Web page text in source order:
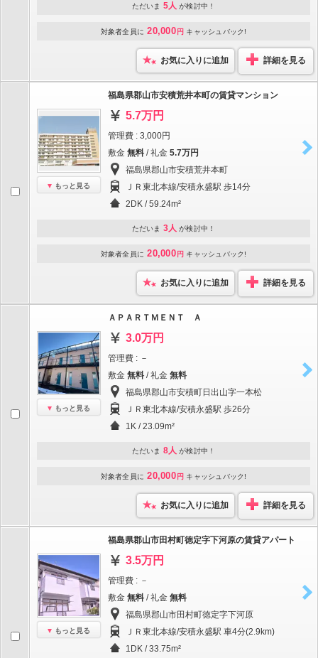
ただいま 5人 が検討中！
対象者全員に 20,000 円 キャッシュバック!
お気に入りに追加 詳細を見る
もっと見る
福島県郡山市安積荒井本町の賃貸マンション
5.7万円
管理費 : 3,000円
敷金 無料 / 礼金 5.7万円
福島県郡山市安積荒井本町
ＪＲ東北本線/安積永盛駅 歩14分
2DK / 59.24m²
ただいま 3人 が検討中！
対象者全員に 20,000 円 キャッシュバック!
お気に入りに追加 詳細を見る
もっと見る
ＡＰＡＲＴＭＥＮＴ Ａ
3.0万円
管理費 : －
敷金 無料 / 礼金 無料
福島県郡山市安積町日出山字一本松
ＪＲ東北本線/安積永盛駅 歩26分
1K / 23.09m²
ただいま 8人 が検討中！
対象者全員に 20,000 円 キャッシュバック!
お気に入りに追加 詳細を見る
もっと見る
福島県郡山市田村町徳定字下河原の賃貸アパート
3.5万円
管理費 : －
敷金 無料 / 礼金 無料
福島県郡山市田村町徳定字下河原
ＪＲ東北本線/安積永盛駅 車4分(2.9km)
1DK / 33.75m²